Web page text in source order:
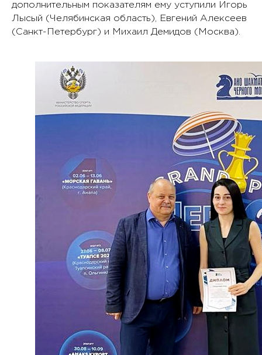
дополнительным показателям ему уступили Игорь
Лысый (Челябинская область), Евгений Алексеев
(Санкт-Петербург) и Михаил Демидов (Москва).